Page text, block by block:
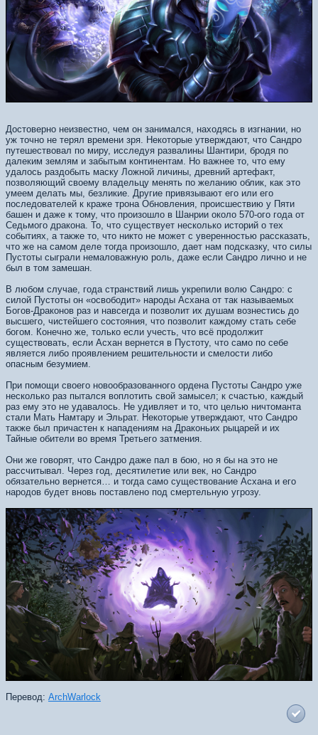
Достоверно неизвестно, чем он занимался, находясь в изгнании, но
уж точно не терял времени зря. Некоторые утверждают, что Сандро
путешествовал по миру, исследуя развалины Шантири, бродя по
далеким землям и забытым континентам. Но важнее то, что ему
удалось раздобыть маску Ложной личины, древний артефакт,
позволяющий своему владельцу менять по желанию облик, как это
умеем делать мы, безликие. Другие привязывают его или его
последователей к краже трона Обновления, происшествию у Пяти
башен и даже к тому, что произошло в Шанрии около 570-ого года от
Седьмого дракона. То, что существует несколько историй о тех
событиях, а также то, что никто не может с уверенностью рассказать,
что же на самом деле тогда произошло, дает нам подсказку, что силы
Пустоты сыграли немаловажную роль, даже если Сандро лично и не
был в том замешан.
В любом случае, года странствий лишь укрепили волю Сандро: с
силой Пустоты он «освободит» народы Асхана от так называемых
Богов-Драконов раз и навсегда и позволит их душам вознестись до
высшего, чистейшего состояния, что позволит каждому стать себе
богом. Конечно же, только если учесть, что всё продолжит
существовать, если Асхан вернется в Пустоту, что само по себе
является либо проявлением решительности и смелости либо
опасным безумием.
При помощи своего новообразованного ордена Пустоты Сандро уже
несколько раз пытался воплотить свой замысел; к счастью, каждый
раз ему это не удавалось. Не удивляет и то, что целью ничтоманта
стали Мать Намтару и Эльрат. Некоторые утверждают, что Сандро
также был причастен к нападениям на Драконьих рыцарей и их
Тайные обители во время Третьего затмения.
Они же говорят, что Сандро даже пал в бою, но я бы на это не
рассчитывал. Через год, десятилетие или век, но Сандро
обязательно вернется… и тогда само существование Асхана и его
народов будет вновь поставлено под смертельную угрозу.
Перевод: ArchWarlock